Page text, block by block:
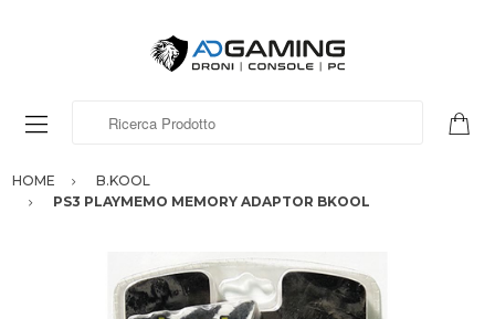
HOME
B.KOOL
PS3 PLAYMEMO MEMORY ADAPTOR BKOOL